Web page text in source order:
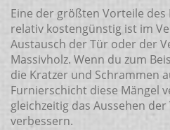
Eine der größten Vorteile des
relativ kostengünstig ist im
Austausch der Tür oder der
Massivholz. Wenn du zum
die Kratzer und Schrammen
Furnierschicht diese Mängel
gleichzeitig das Aussehen
verbessern.